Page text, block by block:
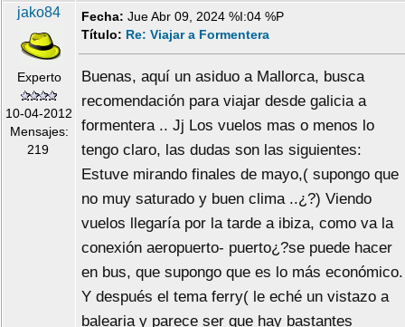
jako84
Experto
10-04-2012
Mensajes:
219
Fecha: Jue Abr 09, 2024 %I:04 %P
Título: Re: Viajar a Formentera
Buenas, aquí un asiduo a Mallorca, busca
recomendación para viajar desde galicia a
formentera .. Jj Los vuelos mas o menos lo
tengo claro, las dudas son las siguientes:
Estuve mirando finales de mayo,( supongo que
no muy saturado y buen clima ..¿?) Viendo
vuelos llegaría por la tarde a ibiza, como va la
conexión aeropuerto- puerto¿?se puede hacer
en bus, que supongo que es lo más económico.
Y después el tema ferry( le eché un vistazo a
balearia y parece ser que hay bastantes